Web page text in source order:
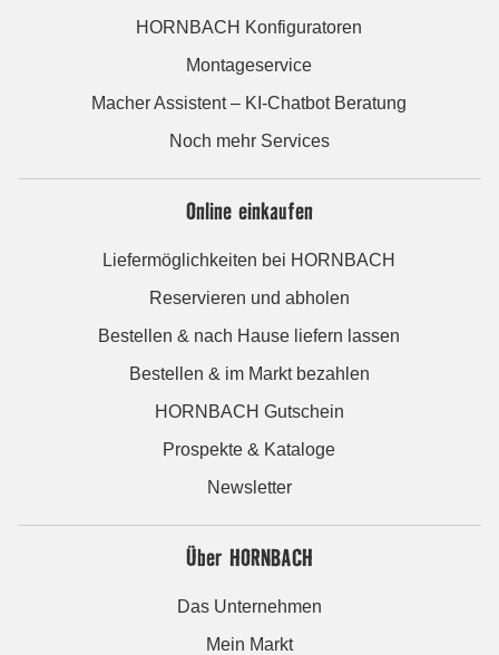
HORNBACH Konfiguratoren
Montageservice
Macher Assistent – KI-Chatbot Beratung
Noch mehr Services
Online einkaufen
Liefermöglichkeiten bei HORNBACH
Reservieren und abholen
Bestellen & nach Hause liefern lassen
Bestellen & im Markt bezahlen
HORNBACH Gutschein
Prospekte & Kataloge
Newsletter
Über HORNBACH
Das Unternehmen
Mein Markt